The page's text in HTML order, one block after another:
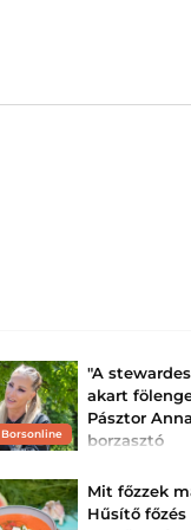
Borsonline
"A
akart
Pásztor Anna
borzasztó
repülőn
Gyerekkel utazni
egyszerű, pláne
Mit főzzek
Hűsítő